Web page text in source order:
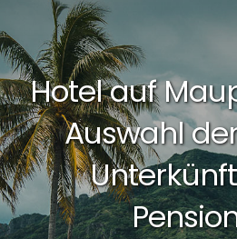
Hotel auf
Auswahl